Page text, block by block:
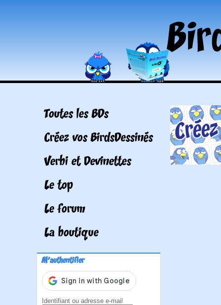
Toutes les BDs
Créez vos BirdsDessinés
Verbi et Devinettes
Le top
Le forum
La boutique
M'authentifier
Identifiant ou adresse e-mail